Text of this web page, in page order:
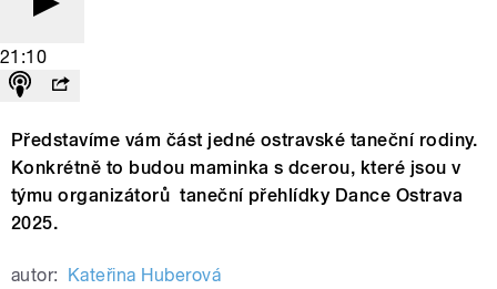
21:10
Představíme vám část jedné ostravské taneční rodiny.
Konkrétně to budou maminka s dcerou, které jsou v
týmu organizátorů taneční přehlídky Dance Ostrava
2025.
autor: Kateřina Huberová